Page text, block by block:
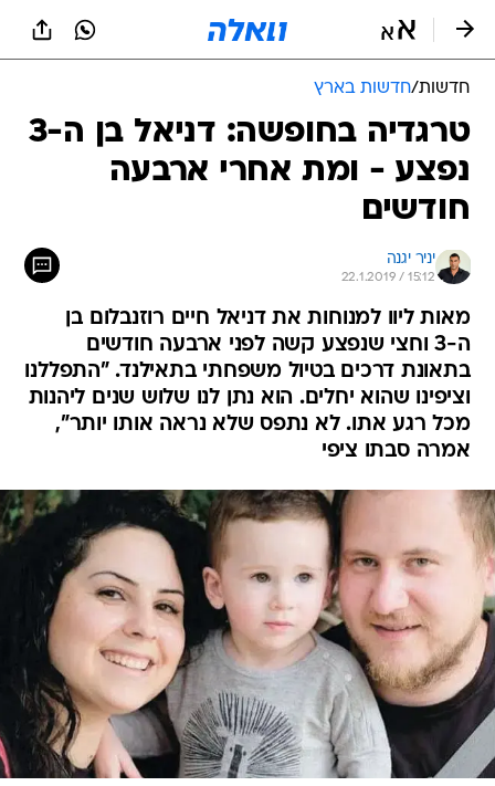
חדשות/חדשות בארץ
טרגדיה בחופשה: דניאל בן ה-3
נפצע - ומת אחרי ארבעה
חודשים
יניר יגנה
22.1.2019 / 15:12
מאות ליוו למנוחות את דניאל חיים רוזנבלום בן
ה-3 וחצי שנפצע קשה לפני ארבעה חודשים
בתאונת דרכים בטיול משפחתי בתאילנד. "התפללנו
וציפינו שהוא יחלים. הוא נתן לנו שלוש שנים ליהנות
מכל רגע אתו. לא נתפס שלא נראה אותו יותר",
אמרה סבתו ציפי